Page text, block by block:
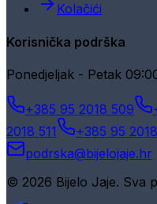
Kolačići
Korisnička podrška
Ponedjeljak - Petak
+385 95 2018 509
2018 511
+385 95
podrska@bijelojaje.hr
© 2026 Bijelo Jaje. Sva